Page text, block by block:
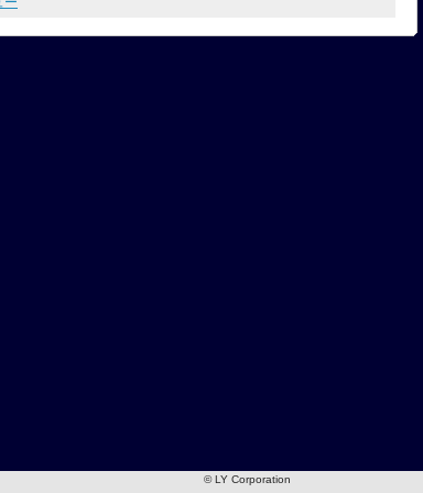
© LY Corporation